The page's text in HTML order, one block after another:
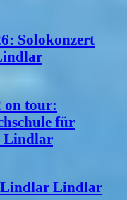
Solokonzert
on tour:
für
Lindlar
Lindlar Lindlar